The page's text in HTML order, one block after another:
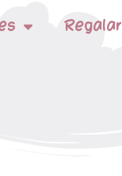
Regalar